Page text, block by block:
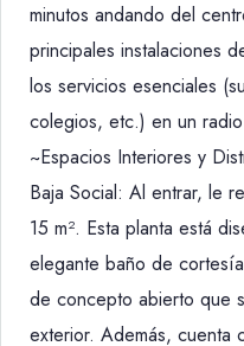
minutos andando del
principales instalaciones
los servicios esenciales
colegios, etc.) en un
~Espacios Interiores y
Baja Social: Al entrar, le
15 m². Esta planta está
elegante baño de
de concepto abierto que
exterior. Además, cuenta